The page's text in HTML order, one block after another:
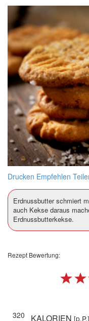
Drucken Empfehlen
Erdnussbutter schmiert
auch Kekse daraus
Erdnussbutterkekse.
Rezept Bewertung:
320 KALORIEN [p.P.]